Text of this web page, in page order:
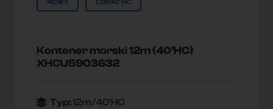
NOWY 12M/40'HC
Kontener morski 12m (40’HC)
XHCU5903632
Typ:12m/40'HC